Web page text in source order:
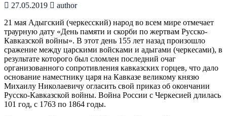
27.05.2019
author
21 мая Адыгский (черкесский) народ во всем мире отмечает
траурную дату «День памяти и скорби по жертвам Русско-
Кавказской войны». В этот день 155 лет назад произошло
сражение между царскими войсками и адыгами (черкесами), в
результате которого был сломлен последний очаг
организованного сопротивления кавказских горцев, что дало
основание наместнику царя на Кавказе великому князю
Михаилу Николаевичу огласить свой приказ об окончании
Русско-Кавказской войны. Война России с Черкесией длилась
101 год, с 1763 по 1864 годы.